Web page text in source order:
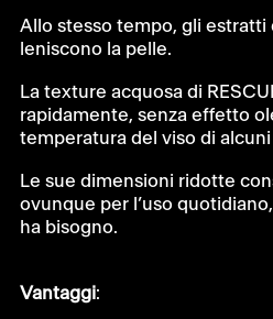
Allo stesso tempo, gli estratti
leniscono la pelle.
La texture acquosa di
rapidamente, senza effetto
temperatura del viso di alcuni
Le sue dimensioni ridotte
ovunque per l’uso
ha bisogno.
Vantaggi: